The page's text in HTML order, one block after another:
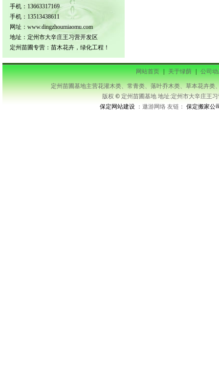
手机：13663317169
手机：13513438611
网址：www.dingzhoumiaomu.com
地址：定州市大辛庄王习营开发区
定州苗圃专营：苗木花卉，绿化工程！
网站首页 | 关于绿荫 | 公司
定州苗圃基地主营花灌木类、常青类、落叶乔木类、草本花卉类
版权 © 定州苗圃基地 地址:定州市大辛庄王
保定网站建设 ：遨游网络 友链：保定搬家公